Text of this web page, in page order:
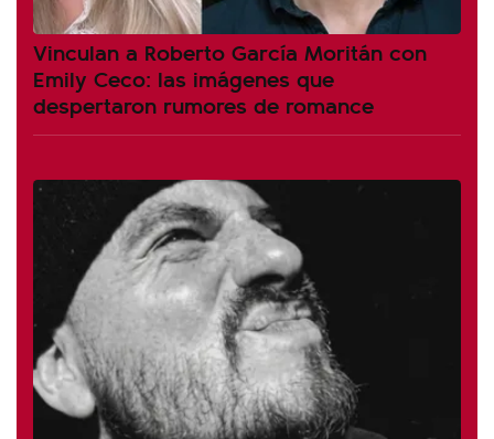
Vinculan a Roberto García Moritán con
Emily Ceco: las imágenes que
despertaron rumores de romance